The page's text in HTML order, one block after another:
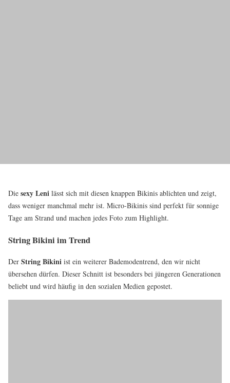
Die sexy Leni lässt sich mit diesen knappen Bikinis ablichten und zeigt,
dass weniger manchmal mehr ist. Micro-Bikinis sind perfekt für sonnige
Tage am Strand und machen jedes Foto zum Highlight.
String Bikini im Trend
Der String Bikini ist ein weiterer Bademodentrend, den wir nicht
übersehen dürfen. Dieser Schnitt ist besonders bei jüngeren Generationen
beliebt und wird häufig in den sozialen Medien gepostet.